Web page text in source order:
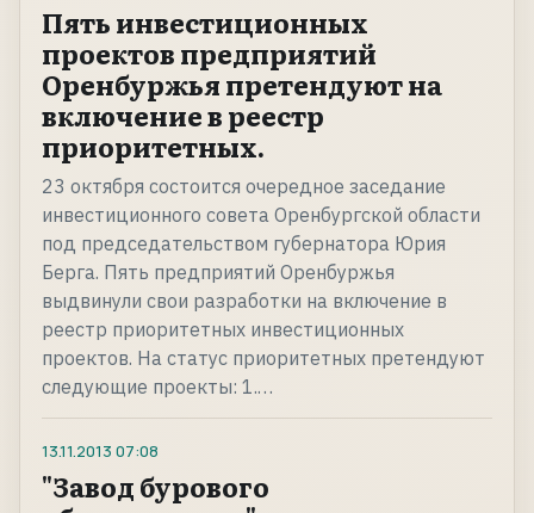
Пять инвестиционных
проектов предприятий
Оренбуржья претендуют на
включение в реестр
приоритетных.
23 октября состоится очередное заседание
инвестиционного совета Оренбургской области
под председательством губернатора Юрия
Берга. Пять предприятий Оренбуржья
выдвинули свои разработки на включение в
реестр приоритетных инвестиционных
проектов. На статус приоритетных претендуют
следующие проекты: 1.…
13.11.2013 07:08
"Завод бурового